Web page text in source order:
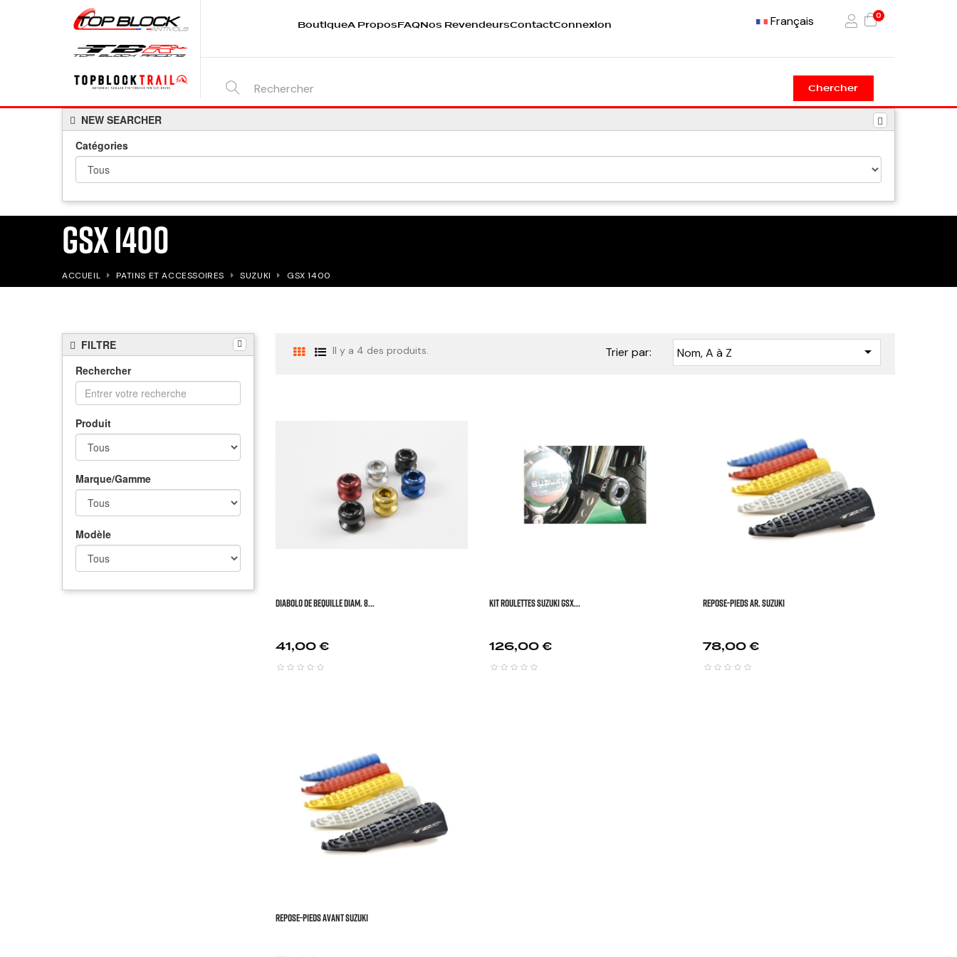
BoutiqueA ProposFAQNos RevendeursContactConnexion Français 0
Chercher
NEW SEARCHER
Catégories
GSX 1400
ACCUEIL PATINS ET ACCESSOIRES SUZUKI GSX 1400
FILTRE
Rechercher
Produit
Marque/Gamme
Modèle
Il y a 4 des produits. Trier par: Nom, A à Z 
DIABOLO DE BEQUILLE DIAM. 8...
Prix
41,00 €
KIT ROULETTES SUZUKI GSX...
Prix
126,00 €
REPOSE-PIEDS AR. SUZUKI
Prix
78,00 €
REPOSE-PIEDS AVANT SUZUKI